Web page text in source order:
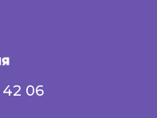
42 06